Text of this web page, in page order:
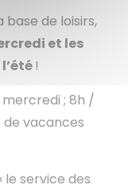
base de loisirs,
et les
!
mercredi ; 8h /
de vacances
le service des